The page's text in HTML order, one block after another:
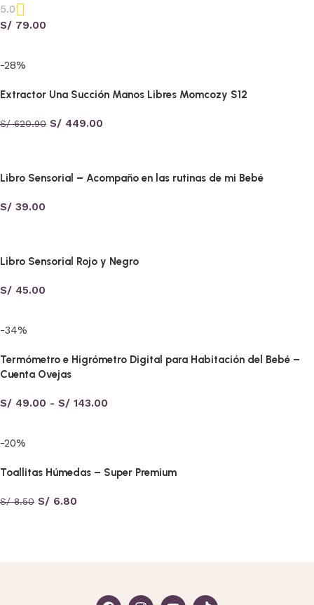
5.0
S/ 79.00
-28%
Extractor Una Succión Manos Libres Momcozy S12
S/620.90 S/ 449.00
Libro Sensorial – Acompaño en las rutinas de mi Bebé
S/ 39.00
Libro Sensorial Rojo y Negro
S/ 45.00
-34%
Termómetro e Higrómetro Digital para Habitación del Bebé –
Cuenta Ovejas
S/ 49.00 - S/ 143.00
-20%
Toallitas Húmedas – Super Premium
S/8.50 S/ 6.80